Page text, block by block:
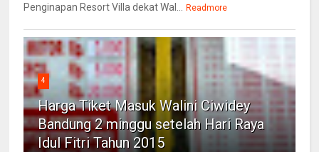
Penginapan Resort Villa dekat Wal...
Readmore
4
Harga Tiket Masuk Walini Ciwidey
Bandung 2 minggu setelah Hari Raya
Idul Fitri Tahun 2015